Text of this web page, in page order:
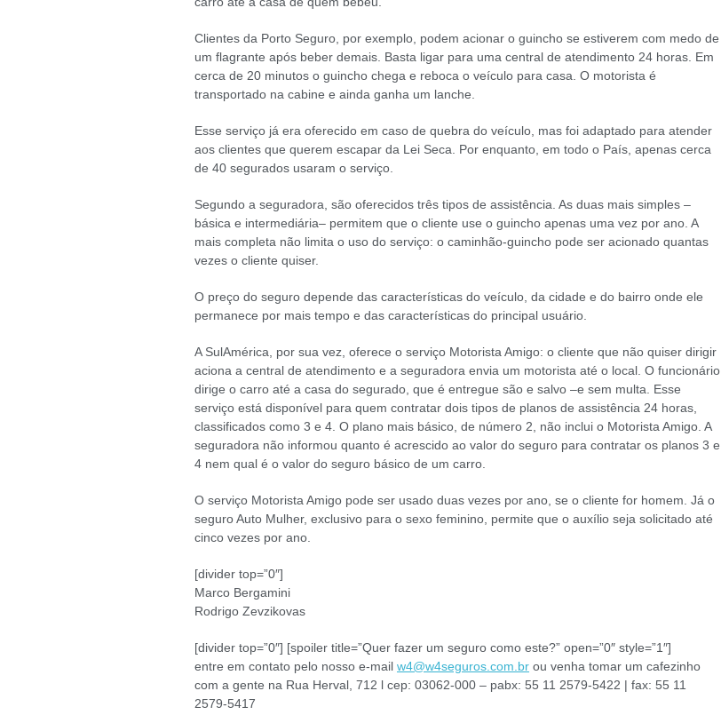
Clientes da Porto Seguro, por exemplo, podem acionar o guincho se estiverem com medo de
um flagrante após beber demais. Basta ligar para uma central de atendimento 24 horas. Em
cerca de 20 minutos o guincho chega e reboca o veículo para casa. O motorista é
transportado na cabine e ainda ganha um lanche.
Esse serviço já era oferecido em caso de quebra do veículo, mas foi adaptado para atender
aos clientes que querem escapar da Lei Seca. Por enquanto, em todo o País, apenas cerca
de 40 segurados usaram o serviço.
Segundo a seguradora, são oferecidos três tipos de assistência. As duas mais simples –
básica e intermediária– permitem que o cliente use o guincho apenas uma vez por ano. A
mais completa não limita o uso do serviço: o caminhão-guincho pode ser acionado quantas
vezes o cliente quiser.
O preço do seguro depende das características do veículo, da cidade e do bairro onde ele
permanece por mais tempo e das características do principal usuário.
A SulAmérica, por sua vez, oferece o serviço Motorista Amigo: o cliente que não quiser dirigir
aciona a central de atendimento e a seguradora envia um motorista até o local. O funcionário
dirige o carro até a casa do segurado, que é entregue são e salvo –e sem multa. Esse
serviço está disponível para quem contratar dois tipos de planos de assistência 24 horas,
classificados como 3 e 4. O plano mais básico, de número 2, não inclui o Motorista Amigo. A
seguradora não informou quanto é acrescido ao valor do seguro para contratar os planos 3 e
4 nem qual é o valor do seguro básico de um carro.
O serviço Motorista Amigo pode ser usado duas vezes por ano, se o cliente for homem. Já o
seguro Auto Mulher, exclusivo para o sexo feminino, permite que o auxílio seja solicitado até
cinco vezes por ano.
[divider top=”0″]
Marco Bergamini
Rodrigo Zevzikovas
[divider top=”0″] [spoiler title=”Quer fazer um seguro como este?” open=”0″ style=”1″]
entre em contato pelo nosso e-mail w4@w4seguros.com.br ou venha tomar um cafezinho
com a gente na Rua Herval, 712 l cep: 03062-000 – pabx: 55 11 2579-5422 | fax: 55 11
2579-5417